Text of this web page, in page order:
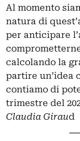
Al momento
natura di
per anticipare
calcolando la
partire un’idea
contiamo di
trimestre del
Claudia Giraud